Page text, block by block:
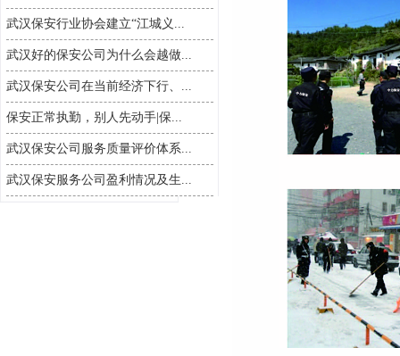
武汉保安行业协会建立“江城义...
武汉好的保安公司为什么会越做...
武汉保安公司在当前经济下行、...
保安正常执勤，别人先动手|保...
武汉保安公司服务质量评价体系...
武汉保安服务公司盈利情况及生...